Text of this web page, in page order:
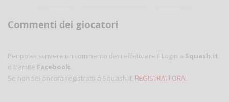
Commenti dei giocatori
Per poter scrivere un commento devi effettuare il Login a Squash.it
o tramite Facebook.
Se non sei ancora registrato a Squash.it, REGISTRATI ORA!